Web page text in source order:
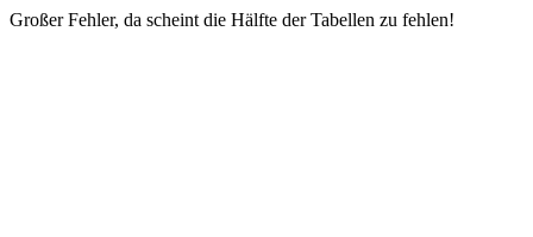
Großer Fehler, da scheint die Hälfte der Tabellen zu fehlen!